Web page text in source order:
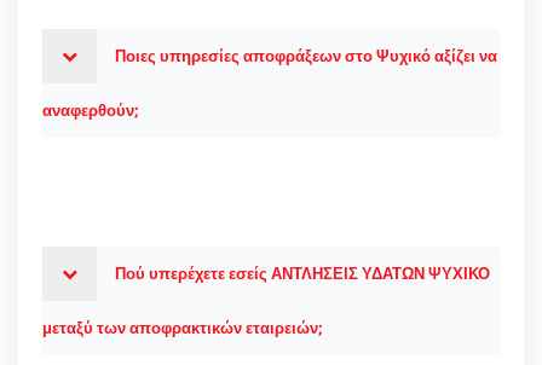
Ποιες υπηρεσίες αποφράξεων στο Ψυχικό αξίζει να
αναφερθούν;
Πού υπερέχετε εσείς ΑΝΤΛΗΣΕΙΣ ΥΔΑΤΩΝ ΨΥΧΙΚΟ
μεταξύ των αποφρακτικών εταιρειών;